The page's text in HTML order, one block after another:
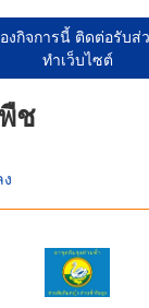
งกิจการนี้ ติดต่อรับส่
ทำเว็บไซต์
ช